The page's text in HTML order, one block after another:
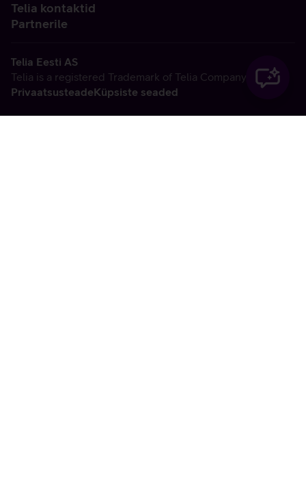
Telia kontaktid
Partnerile
Telia Eesti AS
Telia is a registered Trademark of Telia Company AB
PrivaatsusteadeKüpsiste seaded